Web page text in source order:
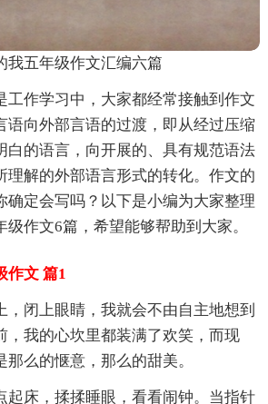
我五年级作文汇编六篇
工作学习中，大家都经常接触到作文
语向外部言语的过渡，即从经过压缩
白的语言，向开展的、具有规范语法
理解的外部语言形式的转化。作文的
确定会写吗？以下是小编为大家整理
作文6篇，希望能够帮助到大家。
作文 篇1
，闭上眼睛，我就会不由自主地想到
，我的心坎里都装满了欢笑，而现
么的惬意，那么的甜美。
起床，揉揉睡眼，看看闹钟。当指针